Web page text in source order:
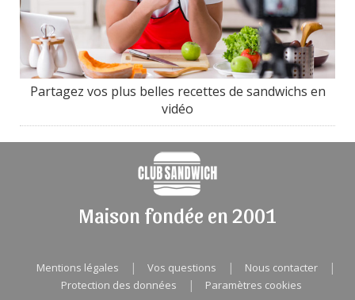
Partagez vos plus belles recettes de sandwichs en
vidéo
Maison fondée en 2001
Mentions légales | Vos questions | Nous contacter |
Protection des données | Paramètres cookies